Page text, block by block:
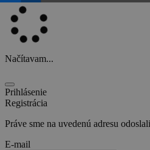
Načítavam...
Prihlásenie
Registrácia
Práve sme na uvedenú adresu
E-mail